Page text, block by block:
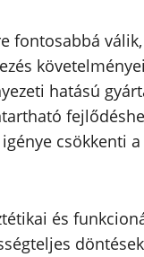
fontosabbá
hatású
csökkenti
és